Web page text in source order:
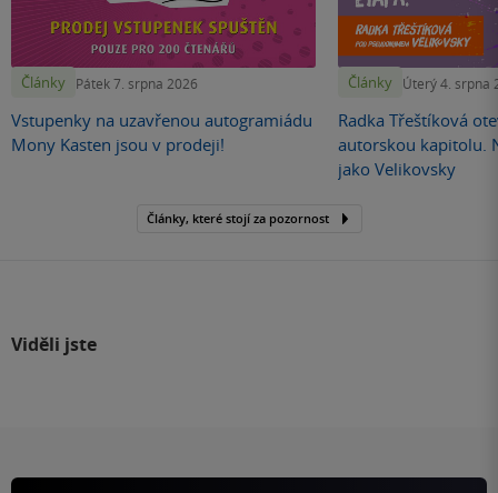
Články Pátek 7. srpna 2026
Vstupenky na uzavřenou autogramiádu
Mony Kasten jsou v prodeji!
Články Úterý 4. srpna
Radka Třeštíková
autorskou kapitolu.
jako Velikovsky
Články, které stojí za pozornost
Viděli jste